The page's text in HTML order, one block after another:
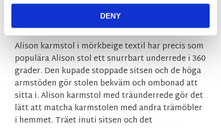
DENY
Alison karmstol i mörkbeige textil har precis som
populära Alison stol ett snurrbart underrede i 360
grader. Den kupade stoppade sitsen och de höga
armstöden gör stolen bekväm och ombonad att
sitta i. Alison karmstol med träunderrede gör det
lätt att matcha karmstolen med andra trämöbler
i hemmet. Träet inuti sitsen och det